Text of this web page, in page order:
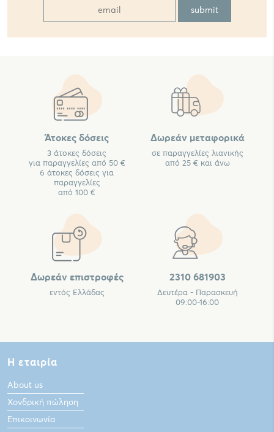
Άτοκες δόσεις
3 άτοκες δόσεις
για παραγγελίες από 50 €
6 άτοκες δόσεις για
παραγγελίες
από 100 €
Δωρεάν μεταφορικά
σε παραγγελίες λιανικής
από 25 € και άνω
Δωρεάν επιστροφές
εντός Ελλάδας
2310 681903
Δευτέρα - Παρασκευή
09:00-16:00
Η εταιρία
About us
Χονδρική πώληση
Επικοινωνία